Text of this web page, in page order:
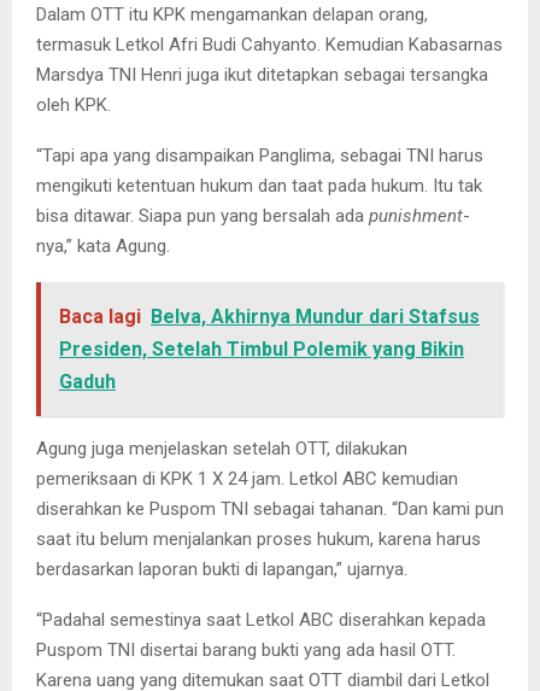
Dalam OTT itu KPK mengamankan delapan orang,
termasuk Letkol Afri Budi Cahyanto. Kemudian Kabasarnas
Marsdya TNI Henri juga ikut ditetapkan sebagai tersangka
oleh KPK.
“Tapi apa yang disampaikan Panglima, sebagai TNI harus
mengikuti ketentuan hukum dan taat pada hukum. Itu tak
bisa ditawar. Siapa pun yang bersalah ada punishment-
nya,” kata Agung.
Baca lagi Belva, Akhirnya Mundur dari Stafsus
Presiden, Setelah Timbul Polemik yang Bikin
Gaduh
Agung juga menjelaskan setelah OTT, dilakukan
pemeriksaan di KPK 1 X 24 jam. Letkol ABC kemudian
diserahkan ke Puspom TNI sebagai tahanan. “Dan kami pun
saat itu belum menjalankan proses hukum, karena harus
berdasarkan laporan bukti di lapangan,” ujarnya.
“Padahal semestinya saat Letkol ABC diserahkan kepada
Puspom TNI disertai barang bukti yang ada hasil OTT.
Karena uang yang ditemukan saat OTT diambil dari Letkol